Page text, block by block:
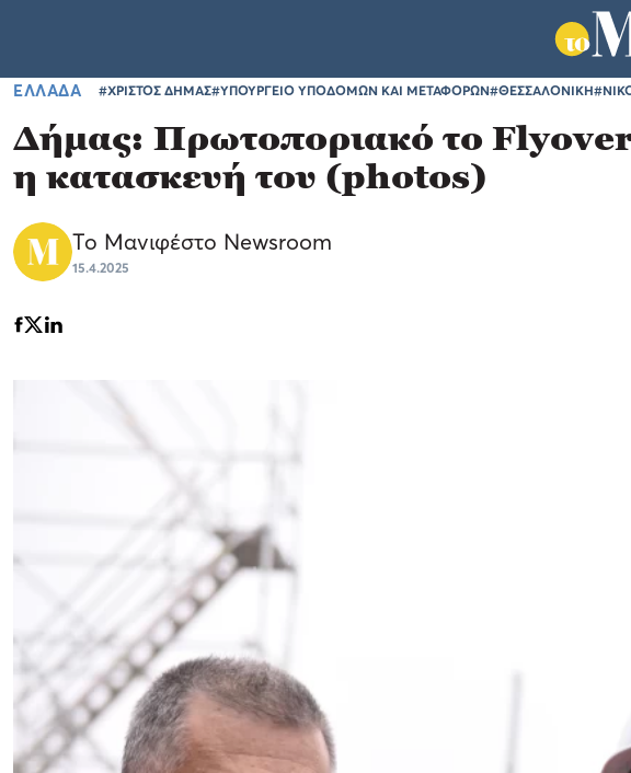
ΕΛΛΑΔΑ #ΧΡΙΣΤΟΣ ΔΗΜΑΣ#ΥΠΟΥΡΓΕΙΟ ΥΠΟΔΟΜΩΝ ΚΑΙ ΜΕΤΑΦΟΡΩΝ#ΘΕΣΣΑΛΟΝΙΚΗ
Δήμας: Πρωτοποριακό το Flyover
η κατασκευή του (photos)
Το Μανιφέστο Newsroom
15.4.2025